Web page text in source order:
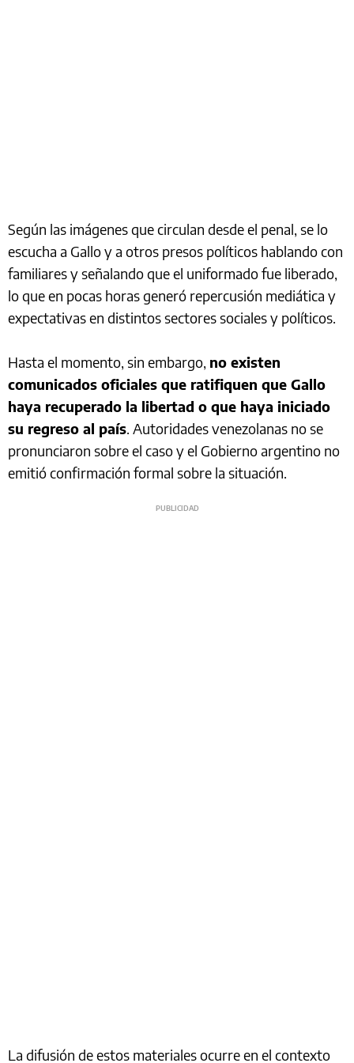
Según las imágenes que circulan desde el penal, se lo
escucha a Gallo y a otros presos políticos hablando con
familiares y señalando que el uniformado fue liberado,
lo que en pocas horas generó repercusión mediática y
expectativas en distintos sectores sociales y políticos.
Hasta el momento, sin embargo, no existen
comunicados oficiales que ratifiquen que Gallo
haya recuperado la libertad o que haya iniciado
su regreso al país. Autoridades venezolanas no se
pronunciaron sobre el caso y el Gobierno argentino no
emitió confirmación formal sobre la situación.
La difusión de estos materiales ocurre en el contexto